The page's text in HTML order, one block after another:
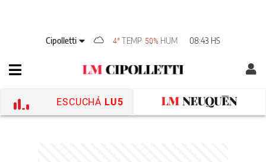
Cipolletti 4° TEMP 50% HUM 08:43 HS
ESCUCHÁ LU5